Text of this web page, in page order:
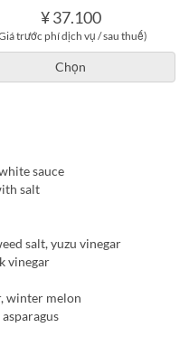
¥ 37.100
trước phí dịch vụ / sau thuế)
Chọn
sauce
salt
salt, yuzu vinegar
vinegar
winter melon